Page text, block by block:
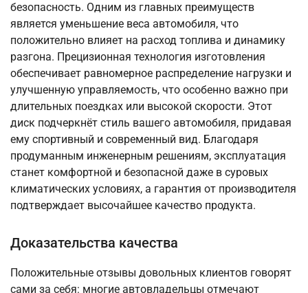
безопасность. Одним из главных преимуществ
является уменьшение веса автомобиля, что
положительно влияет на расход топлива и динамику
разгона. Прецизионная технология изготовления
обеспечивает равномерное распределение нагрузки и
улучшенную управляемость, что особенно важно при
длительных поездках или высокой скорости. Этот
диск подчеркнёт стиль вашего автомобиля, придавая
ему спортивный и современный вид. Благодаря
продуманным инженерным решениям, эксплуатация
станет комфортной и безопасной даже в суровых
климатических условиях, а гарантия от производителя
подтверждает высочайшее качество продукта.
Доказательства качества
Положительные отзывы довольных клиентов говорят
сами за себя: многие автовладельцы отмечают